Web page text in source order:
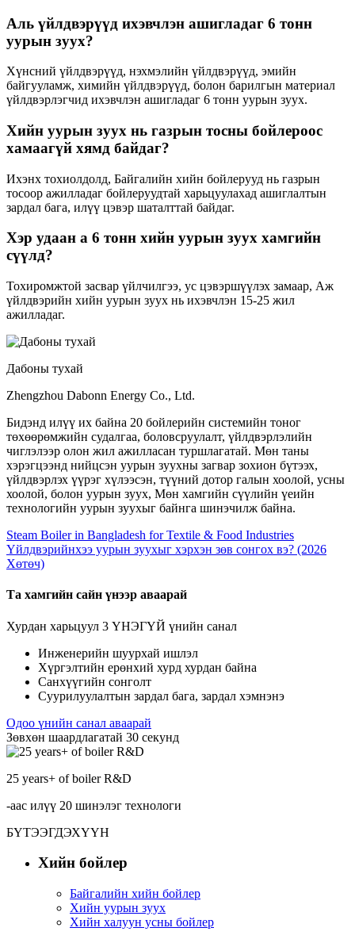
Аль үйлдвэрүүд ихэвчлэн ашигладаг 6 тонн
уурын зуух?
Хүнсний үйлдвэрүүд, нэхмэлийн үйлдвэрүүд, эмийн
байгууламж, химийн үйлдвэрүүд, болон барилгын материал
үйлдвэрлэгчид ихэвчлэн ашигладаг 6 тонн уурын зуух.
Хийн уурын зуух нь газрын тосны бойлероос
хамаагүй хямд байдаг?
Ихэнх тохиолдолд, Байгалийн хийн бойлерууд нь газрын
тосоор ажилладаг бойлеруудтай харьцуулахад ашиглалтын
зардал бага, илүү цэвэр шаталттай байдаг.
Хэр удаан а 6 тонн хийн уурын зуух хамгийн
сүүлд?
Тохиромжтой засвар үйлчилгээ, ус цэвэршүүлэх замаар, Аж
үйлдвэрийн хийн уурын зуух нь ихэвчлэн 15-25 жил
ажилладаг.
Дабоны тухай
Zhengzhou Dabonn Energy Co., Ltd.
Бидэнд илүү их байна 20 бойлерийн системийн тоног
төхөөрөмжийн судалгаа, боловсруулалт, үйлдвэрлэлийн
чиглэлээр олон жил ажилласан туршлагатай. Мөн таны
хэрэгцээнд нийцсэн уурын зуухны загвар зохион бүтээх,
үйлдвэрлэх үүрэг хүлээсэн, түүний дотор галын хоолой, усны
хоолой, болон уурын зуух, Мөн хамгийн сүүлийн үеийн
технологийн уурын зуухыг байнга шинэчилж байна.
Steam Boiler in Bangladesh for Textile & Food Industries
Үйлдвэрийнхээ уурын зуухыг хэрхэн зөв сонгох вэ? (2026
Хөтөч)
Та хамгийн сайн үнээр аваарай
Хурдан харьцуул 3 ҮНЭГҮЙ үнийн санал
Инженерийн шуурхай ишлэл
Хүргэлтийн ерөнхий хурд хурдан байна
Санхүүгийн сонголт
Суурилуулалтын зардал бага, зардал хэмнэнэ
Одоо үнийн санал аваарай
Зөвхөн шаардлагатай 30 секунд
25 years+ of boiler R&D
-аас илүү 20 шинэлэг технологи
БҮТЭЭГДЭХҮҮН
Хийн бойлер
Байгалийн хийн бойлер
Хийн уурын зуух
Хийн халуун усны бойлер